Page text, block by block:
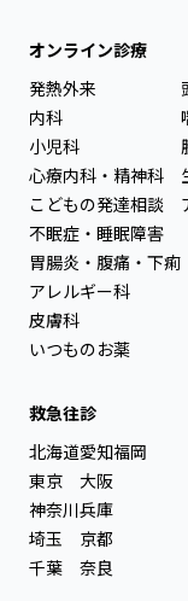
オンライン診療
発熱外来
内科
小児科
心療内科・精神科
こどもの発達相談
不眠症・睡眠障害
胃腸炎・腹痛・下痢
アレルギー科
皮膚科
いつものお薬
救急往診
北海道
東京
神奈川
埼玉
千葉
愛知
大阪
兵庫
京都
奈良
福岡